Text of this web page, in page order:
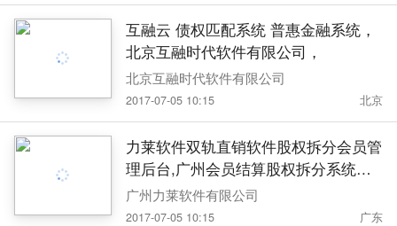
互融云 债权匹配系统 普惠金融系统，
北京互融时代软件有限公司，
北京互融时代软件有限公司
2017-07-05 10:15 北京
力莱软件双轨直销软件股权拆分会员管
理后台,广州会员结算股权拆分系统开
发 金融互助平台
广州力莱软件有限公司
2017-07-05 10:15 广东